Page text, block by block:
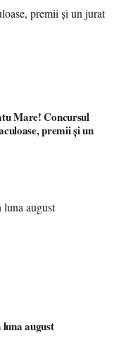
premii și un
august